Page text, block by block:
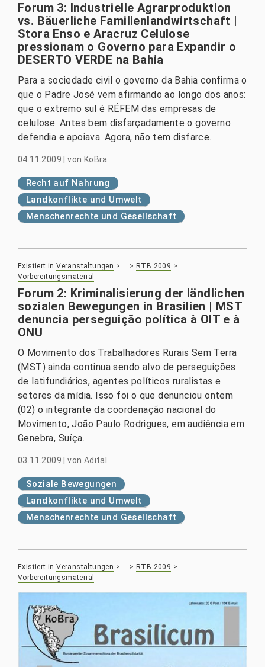
Forum 3: Industrielle Agrarproduktion
vs. Bäuerliche Familienlandwirtschaft |
Stora Enso e Aracruz Celulose
pressionam o Governo para Expandir o
DESERTO VERDE na Bahia
Para a sociedade civil o governo da Bahia confirma o
que o Padre José vem afirmando ao longo dos anos:
que o extremo sul é RÉFEM das empresas de
celulose. Antes bem disfarçadamente o governo
defendia e apoiava. Agora, não tem disfarce.
04.11.2009 |von KoBra
Recht auf Nahrung
Landkonflikte und Umwelt
Menschenrechte und Gesellschaft
Existiert in Veranstaltungen > … > RTB 2009 >
Vorbereitungsmaterial
Forum 2: Kriminalisierung der ländlichen
sozialen Bewegungen in Brasilien | MST
denuncia perseguição política à OIT e à
ONU
O Movimento dos Trabalhadores Rurais Sem Terra
(MST) ainda continua sendo alvo de perseguições
de latifundiários, agentes políticos ruralistas e
setores da mídia. Isso foi o que denunciou ontem
(02) o integrante da coordenação nacional do
Movimento, João Paulo Rodrigues, em audiência em
Genebra, Suíça.
03.11.2009 |von Adital
Soziale Bewegungen
Landkonflikte und Umwelt
Menschenrechte und Gesellschaft
Existiert in Veranstaltungen > … > RTB 2009 >
Vorbereitungsmaterial